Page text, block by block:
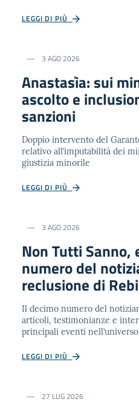
LEGGI DI PIÙ
3 AGO 2026
Anastasìa: sui
ascolto e
sanzioni
Doppio intervento del
relativo all’imputabilità dei
giustizia minorile
LEGGI DI PIÙ
3 AGO 2026
Non Tutti Sanno,
numero del
reclusione di
Il decimo numero del
articoli, testimonianze e
principali eventi
LEGGI DI PIÙ
27 LUG 2026